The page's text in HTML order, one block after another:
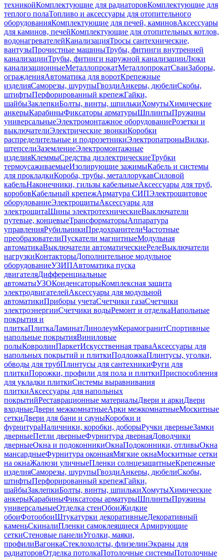
техникойКомплектующие для радиаторовКомплектующие для
теплого полаТопливо и аксессуары для отопительного
оборудованияКомплектующие для печей, каминовАксессуары
для каминов, печейКомплектующие для отопительных котлов,
водонагревателейКанализацияТросы сантехнические,
вантузыПрочистные машиныТрубы, фитинги внутренней
канализацииТрубы, фитинги наружной канализацииЛюки
канализационныеМеталлопрокатМеталлопрокатСваиЗаборы,
огражденияАвтоматика для воротКрепежные
изделияСаморезы, шурупыГвоздиАнкеры, дюбелиСкобы,
штифтыПерфорированный крепежГайки,
шайбыЗаклепкиБолты, винты, шпилькиХомутыХимические
анкерыКарабиныФиксаторы арматурыШплинтыПружины
универсальныеЭлектромонтажное оборудованиеРозетки и
выключателиЭлектрические звонкиКоробки
распределительные и подрозетникиЭлектропатроныВилки,
штепселиЗаземлениеЭлектромонтажные
изделияКлеммыСредства диэлектрическиеТрубки
термоусаживаемыеИзолирующие зажимыКабель и системы
для прокладкиКороба, трубы, металлорукавСиловой
кабельНаконечники, гильзы кабельныеАксессуары для труб,
коробовКабельный крепежАрматура СИПЭлектрощитовое
оборудованиеЭлектрощитыАксессуары для
электрощитаШины электротехническиеВыключатели
путевые, концевыеТрансформаторыАппаратура
управленияРубильникиПредохранителиЧастотные
преобразователиПускатели магнитныеМодульная
автоматикаВыключатели автоматическиеРелеВыключатели
нагрузкиКонтакторыДополнительное модульное
оборудованиеУЗИПАвтоматика пуска
двигателяДифференциальные
автоматыУЗОКонденсаторыКомплексная защита
электродвигателейАксессуары для модульной
автоматикиПриборы учетаСчетчики газаСчетчики
электроэнергииСчетчики водыРемонт и отделкаНапольные
покрытия и
плиткаПлиткаЛаминатЛинолеумКерамогранитСпортивные
напольные покрытияВиниловые
полыКовролинПаркетИскусственная траваАксессуары для
напольных покрытий и плиткиПодложкаПлинтусы, уголки,
обводы для трубПлинтусы для сантехникиФуги для
плиткиПорожки, профили для пола и плиткиПриспособления
для укладки плиткиСистемы выравнивания
плиткиАксессуары для напольных
покрытийРеставрационные материалыДвери и аркиДвери
входныеДвери межкомнатныеАрки межкомнатныеМоскитные
сеткиДвери для бани и сауныКоробки и
фурнитураНаличники, коробки, доборыРучки дверныеЗамки
дверныеПетли дверныеФурнитура двернаяДоводчики
дверныеОкна и подоконникиОкнаПодоконники, отливыОкна
мансардныеФурнитура оконнаяМягкие окнаМоскитные сетки
на окнаЖалюзи уличныеПленки солнцезащитныеКрепежные
изделияСаморезы, шурупыГвоздиАнкеры, дюбелиСкобы,
штифтыПерфорированный крепежГайки,
шайбыЗаклепкиБолты, винты, шпилькиХомутыХимические
анкерыКарабиныФиксаторы арматурыШплинтыПружины
универсальныеОтделка стенОбоиЖидкие
обоиФотообоиШтукатурки декоративныеДекоративный
каменьСкиналиПленки самоклеящиеся Армирующие
сеткиСтеновые панелиУголки, маяки,
профилиВагонкаСтеклохолсты, флизелинЭкраны для
радиаторовОтделка потолкаПотолочные системыПотолочные